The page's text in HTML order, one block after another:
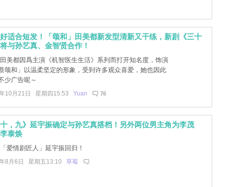
适合短发！「颂和」田美都新发型清新又干练，新剧《三十
与孙艺真、金智贤合作！
美都因爲主演《机智医生生活》系列而打开知名度，饰演
颂和」以温柔坚定的形象，受到许多观众喜爱，她也因此
少广告呢～
10月21日 星期四15:53 Yuan 76
十，九》延宇振确定与孙艺真搭档！另外两位男主角为李茂
泰焕
「爱情剧匠人」延宇振回归！
8月6日 星期五13:10 草莓